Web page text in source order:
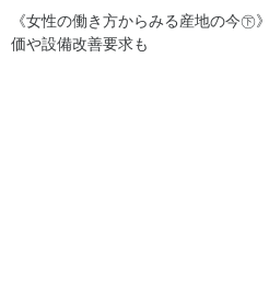
《女性の働き方からみる産地の今
価や設備改善要求も